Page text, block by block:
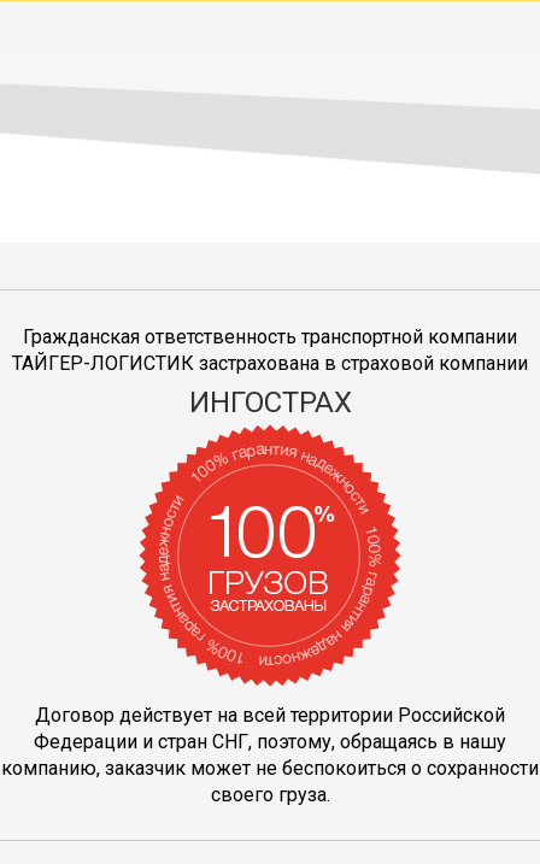
Гражданская ответственность транспортной компании
ТАЙГЕР-ЛОГИСТИК застрахована в страховой компании
ИНГОСТРАХ
Договор действует на всей территории Российской
Федерации и стран СНГ, поэтому, обращаясь в нашу
компанию, заказчик может не беспокоиться о сохранности
своего груза.